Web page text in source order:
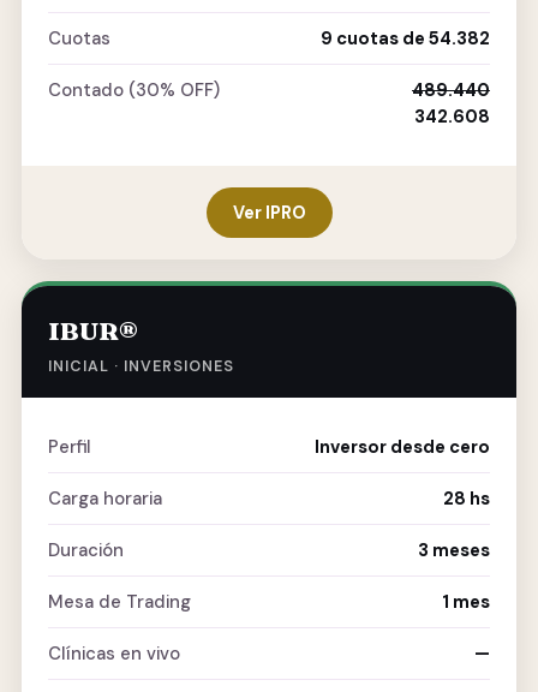
Cuotas 9 cuotas de 54.382
Contado (30% OFF)
489.440
342.608
Ver IPRO
IBUR®
INICIAL · INVERSIONES
Perfil Inversor desde cero
Carga horaria 28 hs
Duración 3 meses
Mesa de Trading 1 mes
Clínicas en vivo —